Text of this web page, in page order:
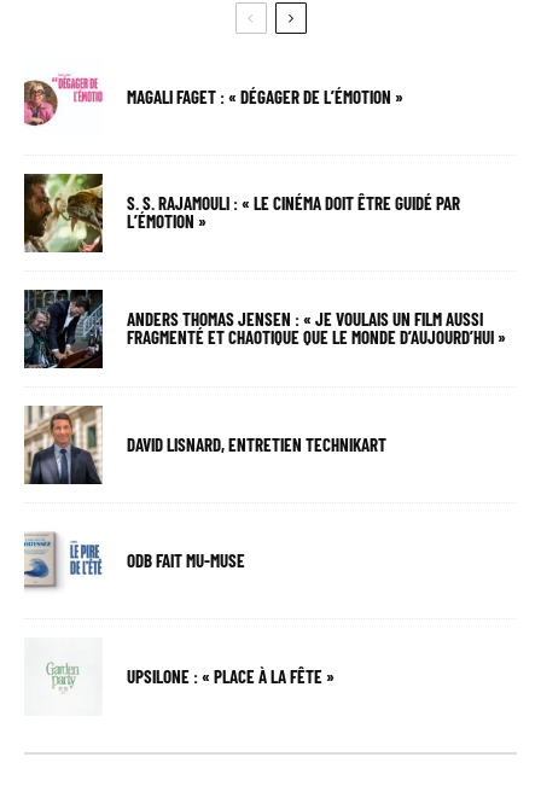
MAGALI FAGET : « DÉGAGER DE L’ÉMOTION »
S. S. RAJAMOULI : « LE CINÉMA DOIT ÊTRE GUIDÉ PAR
L’ÉMOTION »
ANDERS THOMAS JENSEN : « JE VOULAIS UN FILM AUSSI
FRAGMENTÉ ET CHAOTIQUE QUE LE MONDE D’AUJOURD’HUI »
DAVID LISNARD, ENTRETIEN TECHNIKART
ODB FAIT MU-MUSE
UPSILONE : « PLACE À LA FÊTE »